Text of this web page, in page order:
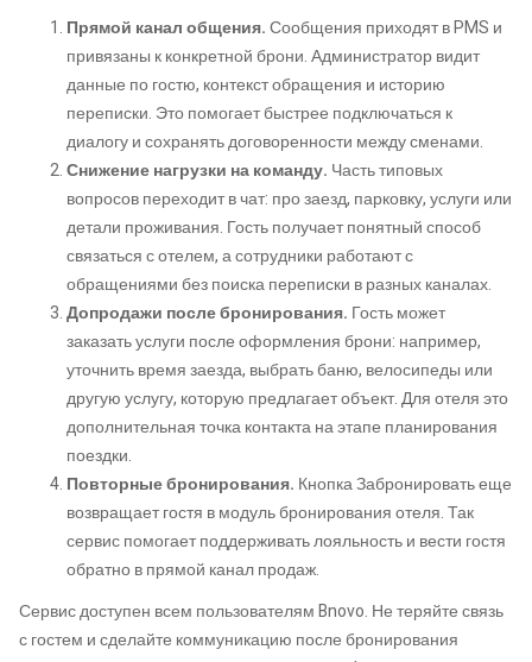
Прямой канал общения.Сообщения приходят в PMS и
привязаны к конкретной брони. Администратор видит
данные по гостю, контекст обращения и историю
переписки. Это помогает быстрее подключаться к
диалогу и сохранять договоренности между сменами.
Снижение нагрузки на команду. Часть типовых
вопросов переходит в чат: про заезд, парковку, услуги или
детали проживания. Гость получает понятный способ
связаться с отелем, а сотрудники работают с
обращениями без поиска переписки в разных каналах.
Допродажи после бронирования. Гость может
заказать услуги после оформления брони: например,
уточнить время заезда, выбрать баню, велосипеды или
другую услугу, которую предлагает объект. Для отеля это
дополнительная точка контакта на этапе планирования
поездки.
Повторные бронирования. Кнопка Забронировать еще
возвращает гостя в модуль бронирования отеля. Так
сервис помогает поддерживать лояльность и вести гостя
обратно в прямой канал продаж.
Сервис доступен всем пользователям Bnovo. Не теряйте связь
с гостем и сделайте коммуникацию после бронирования